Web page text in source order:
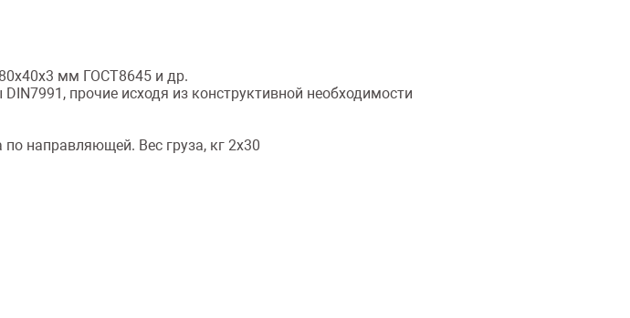
мм ГОСТ8645 и др.
прочие исходя из конструктивной необходимости
направляющей. Вес груза, кг 2х30